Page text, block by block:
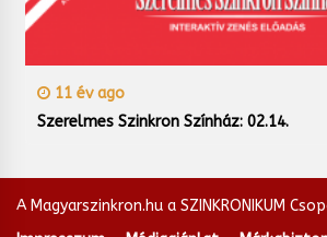
11 év ago
Szerelmes Szinkron Színház: 02.14.
A Magyarszinkron.hu a SZINKRONIKUM